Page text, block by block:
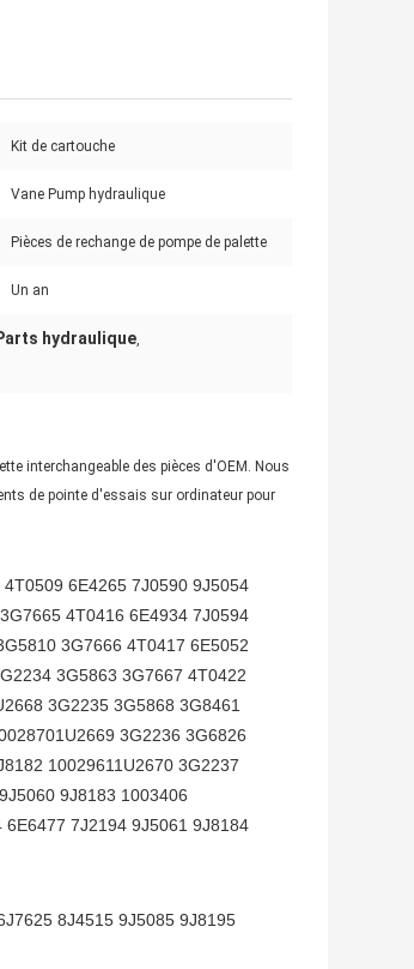
Kit de cartouche
Vane Pump hydraulique
Pièces de rechange de pompe de palette
Un an
hydraulique,
interchangeable des pièces d'OEM. Nous
de pointe d'essais sur ordinateur pour
6E4265 7J0590 9J5054
4T0416 6E4934 7J0594
3G7666 4T0417 6E5052
3G5863 3G7667 4T0422
3G2235 3G5868 3G8461
3G2236 3G6826
10029611U2670 3G2237
9J8183 1003406
7J2194 9J5061 9J8184
8J4515 9J5085 9J8195